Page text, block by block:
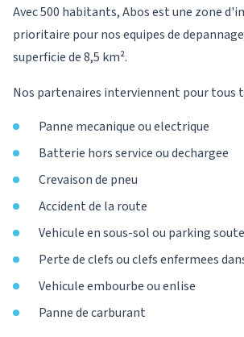
Avec 500 habitants, Abos est une zone
prioritaire pour nos equipes de
superficie de 8,5 km².
Nos partenaires interviennent pour tous
Panne mecanique ou electrique
Batterie hors service ou dechargee
Crevaison de pneu
Accident de la route
Vehicule en sous-sol ou parking
Perte de clefs ou clefs enfermees
Vehicule embourbe ou enlise
Panne de carburant